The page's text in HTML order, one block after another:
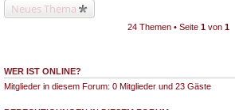
Neues Thema
24 Themen • Seite 1 von 1
WER IST ONLINE?
Mitglieder in diesem Forum: 0 Mitglieder und 23 Gäste